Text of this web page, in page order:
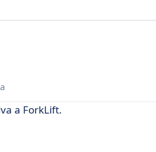
a ForkLift.